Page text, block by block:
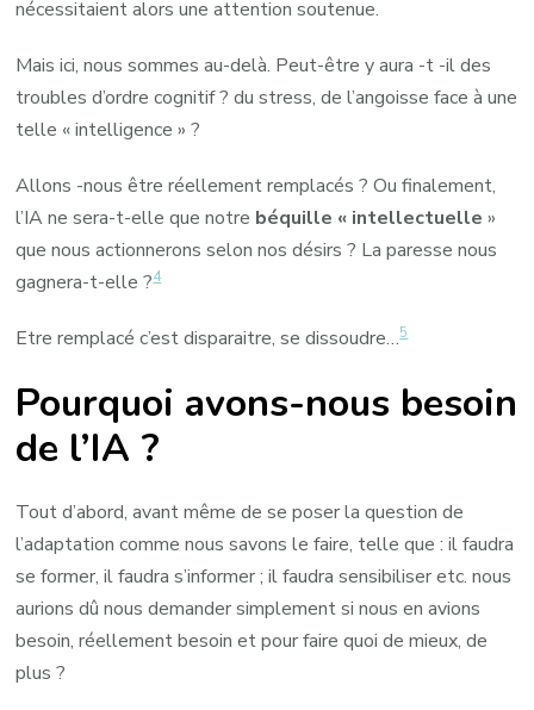
nécessitaient alors une attention soutenue.
Mais ici, nous sommes au-delà. Peut-être y aura -t -il des
troubles d’ordre cognitif ? du stress, de l’angoisse face à une
telle « intelligence » ?
Allons -nous être réellement remplacés ? Ou finalement,
l’IA ne sera-t-elle que notre béquille « intellectuelle »
que nous actionnerons selon nos désirs ? La paresse nous
gagnera-t-elle ?4
Etre remplacé c’est disparaitre, se dissoudre…5
Pourquoi avons-nous besoin
de l’IA ?
Tout d’abord, avant même de se poser la question de
l’adaptation comme nous savons le faire, telle que : il faudra
se former, il faudra s’informer ; il faudra sensibiliser etc. nous
aurions dû nous demander simplement si nous en avions
besoin, réellement besoin et pour faire quoi de mieux, de
plus ?